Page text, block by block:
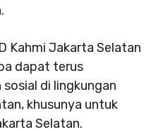
Kahmi Jakarta Selatan
dapat terus
di lingkungan
khusunya untuk
Selatan.